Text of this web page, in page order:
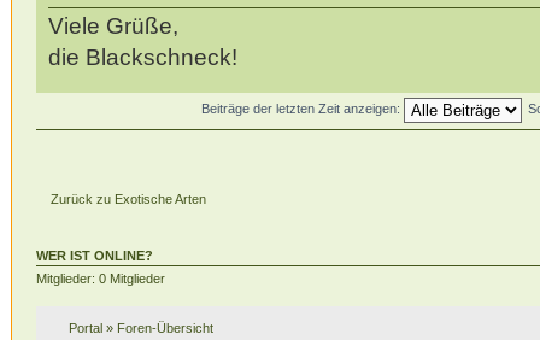
Viele Grüße,
die Blackschneck!
Beiträge der letzten Zeit anzeigen:
Zurück zu Exotische Arten
WER IST ONLINE?
Mitglieder: 0 Mitglieder
Portal » Foren-Übersicht